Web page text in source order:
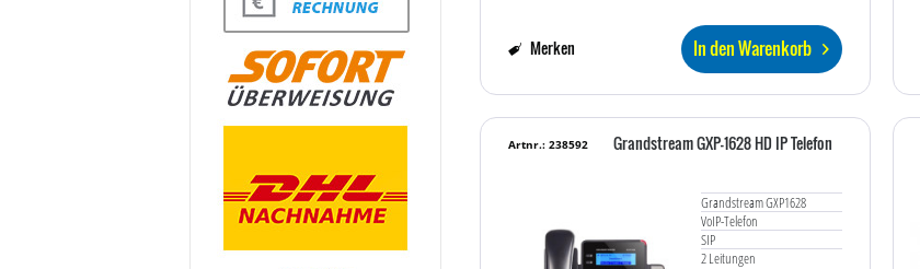
In den Warenkorb
Merken
Grandstream GXP-1628 HD IP Telefon
Grandstream GXP1628
VoIP-Telefon
SIP
2 Leitungen
Artnr.: 238592